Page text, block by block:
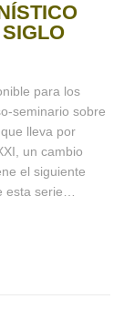
para los
seminario sobre
lleva por
un cambio
el siguiente
esta serie…